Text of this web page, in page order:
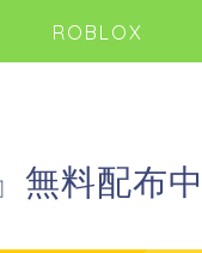
ROBLOX
料配布中